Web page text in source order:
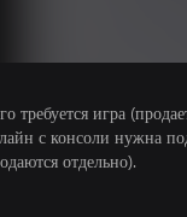
игра
с консоли нужна
отдельно).